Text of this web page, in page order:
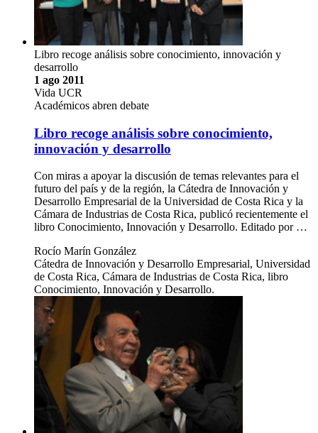
Libro recoge análisis sobre conocimiento, innovación y
desarrollo
1 ago 2011
Vida UCR
Académicos abren debate
Libro recoge análisis sobre conocimiento,
innovación y desarrollo
Con miras a apoyar la discusión de temas relevantes para el
futuro del país y de la región, la Cátedra de Innovación y
Desarrollo Empresarial de la Universidad de Costa Rica y la
Cámara de Industrias de Costa Rica, publicó recientemente el
libro Conocimiento, Innovación y Desarrollo. Editado por …
Rocío Marín González
Cátedra de Innovación y Desarrollo Empresarial, Universidad
de Costa Rica, Cámara de Industrias de Costa Rica, libro
Conocimiento, Innovación y Desarrollo.